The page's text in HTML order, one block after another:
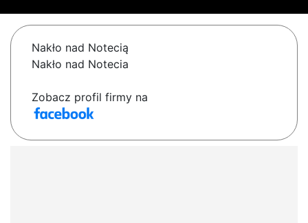
Nakło nad Notecią
Nakło nad Notecia
Zobacz profil firmy na